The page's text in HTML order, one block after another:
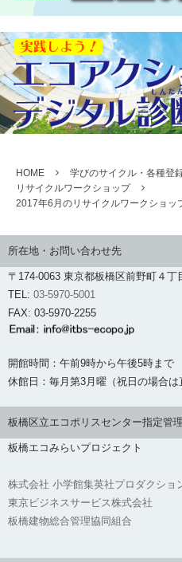
HOME 学びのサイクル・各種登
リサイクルワークショップ
2017年6月のリサイクルワークショッ
所在地・お問い合わせ先
〒174-0063 東京都板橋区前野町４丁
TEL: 03-5970-5001
FAX: 03-5970-2255
開館時間：午前9時から午後5時まで
休館日：毎月第3月曜（祝日の場合
板橋区立エコポリスセンター指定管
板橋エコみらいプロジェクト
株式会社 小学館集英社プロダクショ
東京ビジネスサービス株式会社
板橋建物総合管理協同組合